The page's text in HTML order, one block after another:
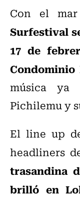
Con el
Surfestival
17 de
Condominio
música ya
Pichilemu y
El line up
headliners
trasandina
brilló en